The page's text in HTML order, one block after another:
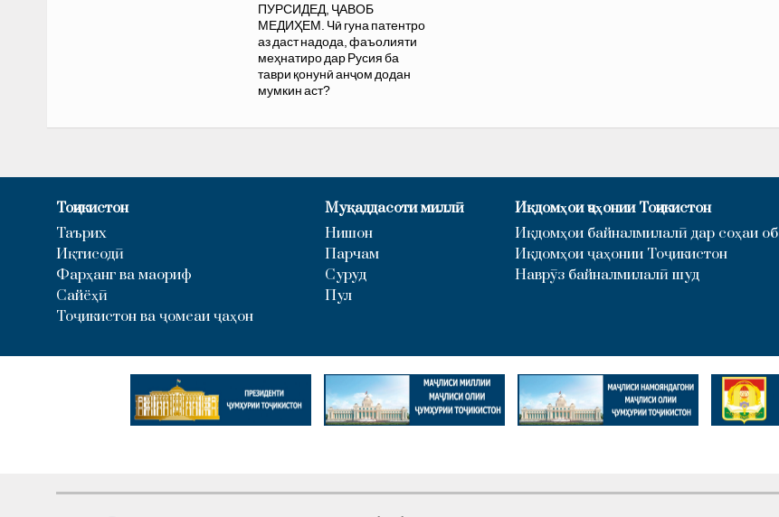
ПУРСИДЕД, ҶАВОБ
МЕДИҲЕМ. Чӣ гуна патентро
аз даст надода, фаъолияти
меҳнатиро дар Русия ба
таври қонунӣ анҷом додан
мумкин аст?
Тоҷикистон
Таърих
Иқтисодӣ
Фарҳанг ва маориф
Сайёҳӣ
Тоҷикистон ва ҷомеаи ҷаҳон
Муқаддасоти миллӣ
Нишон
Парчам
Суруд
Пул
Иқдомҳои ҷаҳонии Тоҷикистон
Иқдомҳои байналмилалӣ дар соҳаи об
Иқдомҳои ҷаҳонии Тоҷикистон
Наврӯз байналмилалӣ шуд